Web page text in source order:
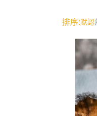
排序:默認